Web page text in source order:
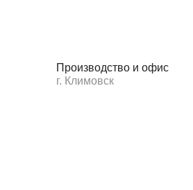
Производство и офис
г. Климовск